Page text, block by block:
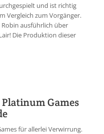
und ist richtig
Vergleich zum Vorgänger.
ausführlich über
Die Produktion dieser
Games
für allerlei Verwirrung.